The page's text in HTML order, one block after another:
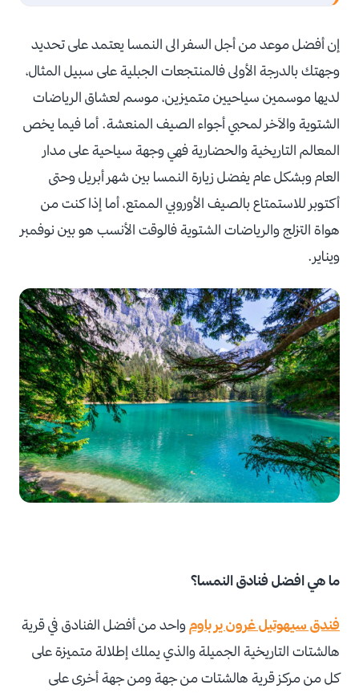
إن أفضل موعد من أجل السفر الى النمسا يعتمد على تحديد
وجهتك بالدرجة الأولى فالمنتجعات الجبلية على سبيل المثال،
لديها موسمين سياحيين متميزين، موسم لعشاق الرياضات
الشتوية والآخر لمحبي أجواء الصيف المنعشة. أما فيما يخص
المعالم التاريخية والحضارية فهي وجهة سياحية على مدار
العام وبشكل عام يفضل زيارة النمسا بين شهر أبريل وحتى
أكتوبر للاستمتاع بالصيف الأوروبي الممتع، أما إذا كنت من
هواة التزلج والرياضات الشتوية فالوقت الأنسب هو بين نوفمبر
ويناير.
ما هي افضل فنادق النمسا؟
فندق سيهوتيل غرون ير باومواحد من أفضل الفنادق في قرية
هالشتات التاريخية الجميلة والذي يملك إطلالة متميزة على
كل من مركز قرية هالشتات من جهة ومن جهة أخرى على